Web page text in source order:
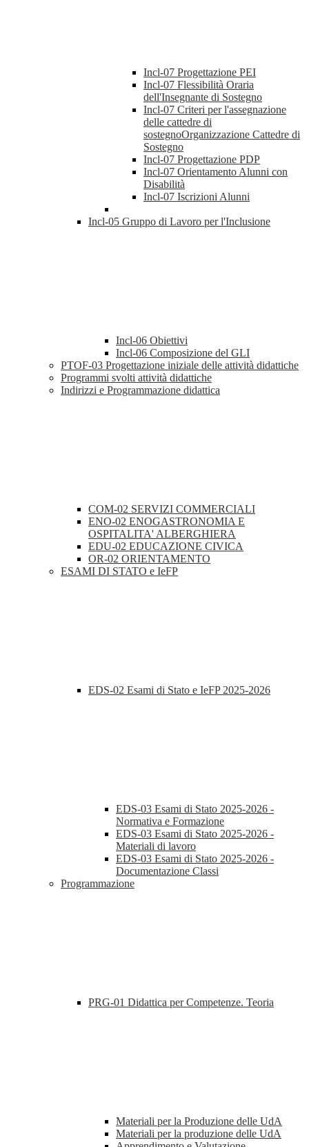
Incl-07 Progettazione PEI
Incl-07 Flessibilità Oraria
dell'Insegnante di Sostegno
Incl-07 Criteri per l'assegnazione
delle cattedre di
sostegnoOrganizzazione Cattedre di
Sostegno
Incl-07 Progettazione PDP
Incl-07 Orientamento Alunni con
Disabilità
Incl-07 Iscrizioni Alunni
Incl-05 Gruppo di Lavoro per l'Inclusione
Incl-06 Obiettivi
Incl-06 Composizione del GLI
PTOF-03 Progettazione iniziale delle attività didattiche
Programmi svolti attività didattiche
Indirizzi e Programmazione didattica
COM-02 SERVIZI COMMERCIALI
ENO-02 ENOGASTRONOMIA E
OSPITALITA' ALBERGHIERA
EDU-02 EDUCAZIONE CIVICA
OR-02 ORIENTAMENTO
ESAMI DI STATO e IeFP
EDS-02 Esami di Stato e IeFP 2025-2026
EDS-03 Esami di Stato 2025-2026 -
Normativa e Formazione
EDS-03 Esami di Stato 2025-2026 -
Materiali di lavoro
EDS-03 Esami di Stato 2025-2026 -
Documentazione Classi
Programmazione
PRG-01 Didattica per Competenze. Teoria
Materiali per la Produzione delle UdA
Materiali per la produzione delle UdA